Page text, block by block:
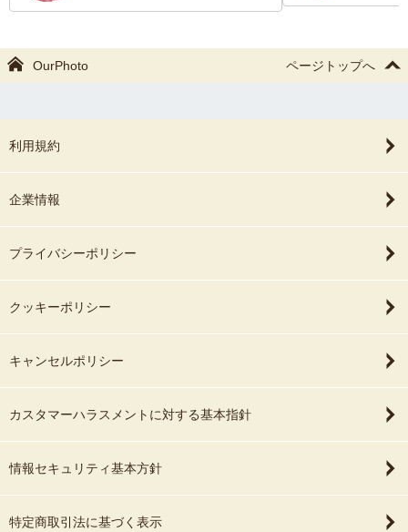
OurPhoto ページトップへ
利用規約
企業情報
プライバシーポリシー
クッキーポリシー
キャンセルポリシー
カスタマーハラスメントに対する基本指針
情報セキュリティ基本方針
特定商取引法に基づく表示